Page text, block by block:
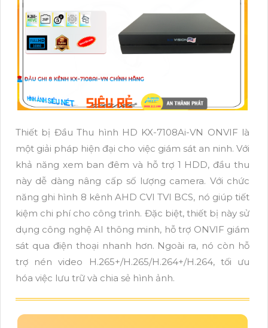
Thiết bị Đầu Thu hình HD KX-7108Ai-VN ONVIF là
một giải pháp hiện đại cho việc giám sát an ninh. Với
khả năng xem ban đêm và hỗ trợ 1 HDD, đầu thu
này dễ dàng nâng cấp số lượng camera. Với chức
năng ghi hình 8 kênh AHD CVI TVI BCS, nó giúp tiết
kiệm chi phí cho công trình. Đặc biệt, thiết bị này sử
dụng công nghệ AI thông minh, hỗ trợ ONVIF giám
sát qua điện thoại nhanh hơn. Ngoài ra, nó còn hỗ
trợ nén video H.265+/H.265/H.264+/H.264, tối ưu
hóa việc lưu trữ và chia sẻ hình ảnh.